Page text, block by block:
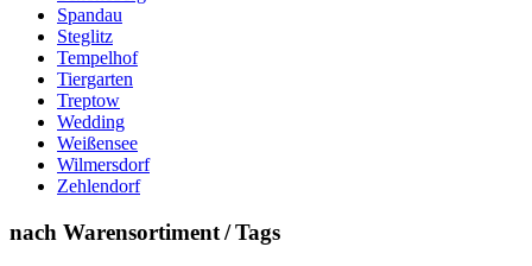
Spandau
Steglitz
Tempelhof
Tiergarten
Treptow
Wedding
Weißensee
Wilmersdorf
Zehlendorf
nach Warensortiment / Tags